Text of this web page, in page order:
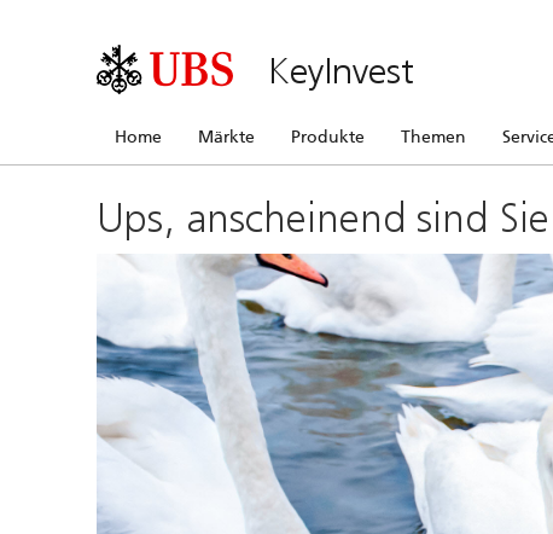
KeyInvest
Home Märkte Produkte Themen
Ups, anscheinend sind